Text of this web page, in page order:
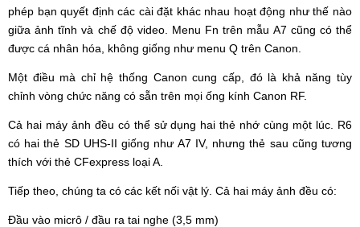
phép bạn quyết định các cài đặt khác nhau hoạt động như thế nào
giữa ảnh tĩnh và chế độ video. Menu Fn trên mẫu A7 cũng có thể
được cá nhân hóa, không giống như menu Q trên Canon.
Một điều mà chỉ hệ thống Canon cung cấp, đó là khả năng tùy
chỉnh vòng chức năng có sẵn trên mọi ống kính Canon RF.
Cả hai máy ảnh đều có thể sử dụng hai thẻ nhớ cùng một lúc. R6
có hai thẻ SD UHS-II giống như A7 IV, nhưng thẻ sau cũng tương
thích với thẻ CFexpress loại A.
Tiếp theo, chúng ta có các kết nối vật lý. Cả hai máy ảnh đều có:
Đầu vào micrô / đầu ra tai nghe (3,5 mm)